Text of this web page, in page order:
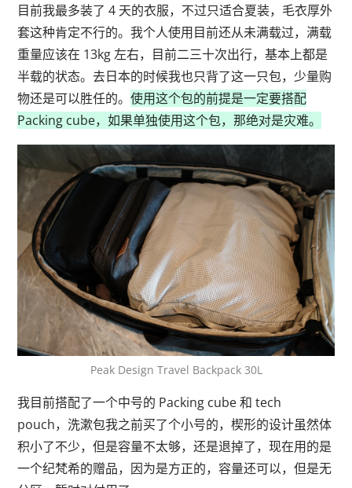
目前我最多装了 4 天的衣服，不过只适合夏装，毛衣厚外
套这种肯定不行的。我个人使用目前还从未满载过，满载
重量应该在 13kg 左右，目前二三十次出行，基本上都是
半载的状态。去日本的时候我也只背了这一只包，少量购
物还是可以胜任的。使用这个包的前提是一定要搭配
Packing cube，如果单独使用这个包，那绝对是灾难。
Peak Design Travel Backpack 30L
我目前搭配了一个中号的 Packing cube 和 tech
pouch，洗漱包我之前买了个小号的，楔形的设计虽然体
积小了不少，但是容量不太够，还是退掉了，现在用的是
一个纪梵希的赠品，因为是方正的，容量还可以，但是无